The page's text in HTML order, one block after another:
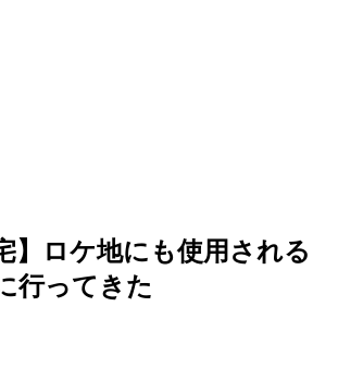
】ロケ地にも使用される
行ってきた